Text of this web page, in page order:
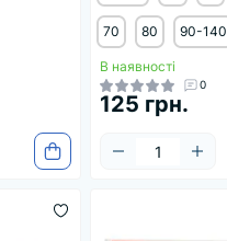
70 80 90-140
В наявності
0
125 грн.